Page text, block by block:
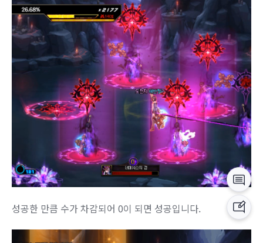
성공한 만큼 수가 차감되어 0이 되면 성공입니다.